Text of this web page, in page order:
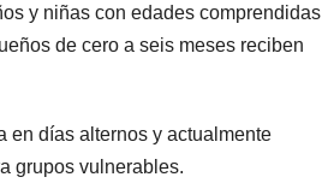
y niñas con edades comprendidas
de cero a seis meses reciben
en días alternos y actualmente
grupos vulnerables.